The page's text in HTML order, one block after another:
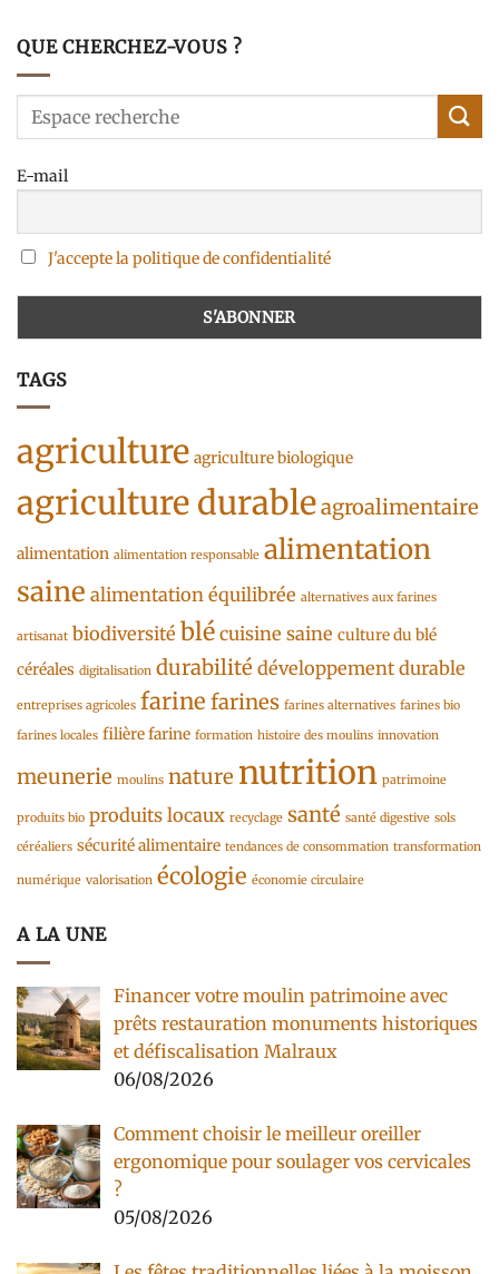
QUE CHERCHEZ-VOUS ?
E-mail
J'accepte la politique de confidentialité
TAGS
agriculture agriculture biologique
agriculture durableagroalimentaire
alimentation alimentation responsable alimentation
saine alimentation équilibrée alternatives aux farines
artisanat biodiversité blé cuisine saine culture du blé
céréales digitalisation durabilité développement durable
entreprises agricoles farine farines farines alternatives farines bio
farines locales filière farine formation histoire des moulins innovation
meunerie moulins nature nutrition patrimoine
produits bio produits locaux recyclage santé santé digestive sols
céréaliers sécurité alimentaire tendances de consommation transformation
numérique valorisation écologie économie circulaire
A LA UNE
Financer votre moulin patrimoine avec
prêts restauration monuments historiques
et défiscalisation Malraux
06/08/2026
Comment choisir le meilleur oreiller
ergonomique pour soulager vos cervicales
?
05/08/2026